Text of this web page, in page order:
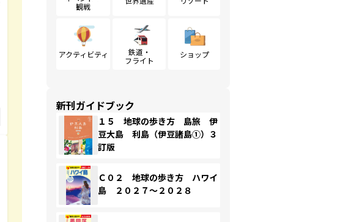
観戦
アクティビティ
鉄道・
フライト
ショップ
新刊ガイドブック
１５ 地球の歩き方 島旅 伊
豆大島 利島（伊豆諸島①）３
訂版
Ｃ０２ 地球の歩き方 ハワイ
島 ２０２７～２０２８